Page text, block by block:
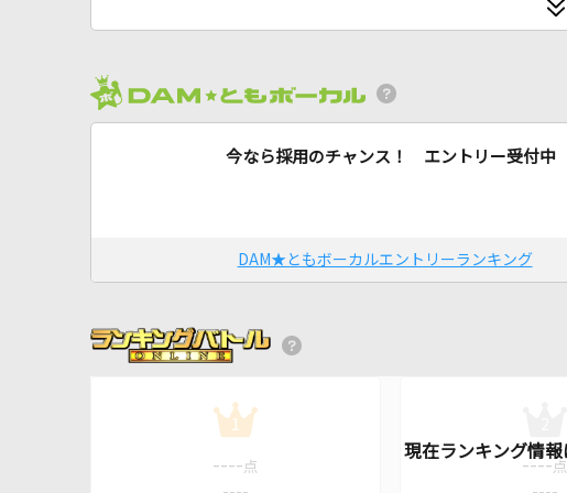
今なら採用のチャンス！ エントリー受付中
DAM★ともボーカルエントリーランキング
1
---- 点
---- 点